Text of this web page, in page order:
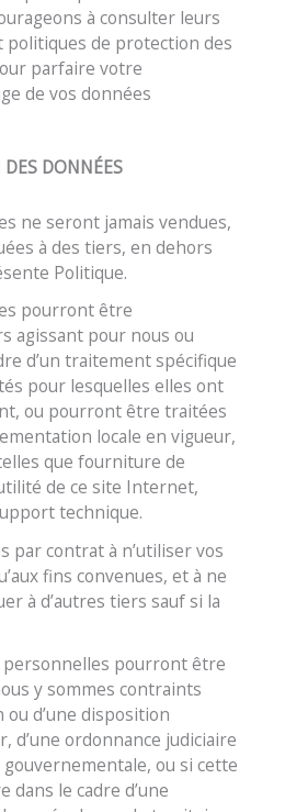
à consulter leurs
politiques de protection des
parfaire votre
de vos données
DONNÉES
ne seront jamais vendues,
à des tiers, en dehors
Politique.
pourront être
agissant pour nous ou
d’un traitement spécifique
pour lesquelles elles ont
ou pourront être traitées
locale en vigueur,
que fourniture de
de ce site Internet,
technique.
par contrat à n’utiliser vos
fins convenues, et à ne
à d’autres tiers sauf si la
personnelles pourront être
y sommes contraints
ou d’une disposition
d’une ordonnance judiciaire
ou si cette
dans le cadre d’une